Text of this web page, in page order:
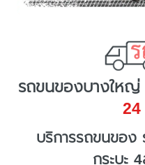
รถขนของบางให
บริการรถขนของ
กระบะ